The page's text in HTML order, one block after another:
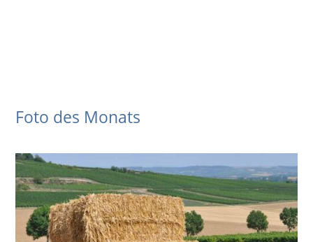
Foto des Monats